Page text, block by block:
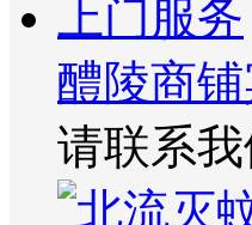
醴陵商
请联系